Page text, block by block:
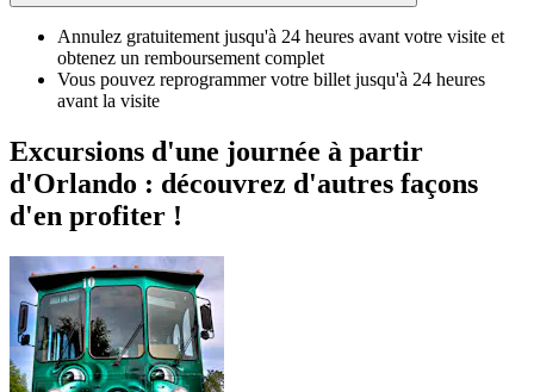
Annulez gratuitement jusqu'à 24 heures avant votre visite et
obtenez un remboursement complet
Vous pouvez reprogrammer votre billet jusqu'à 24 heures
avant la visite
Excursions d'une journée à partir
d'Orlando : découvrez d'autres façons
d'en profiter !